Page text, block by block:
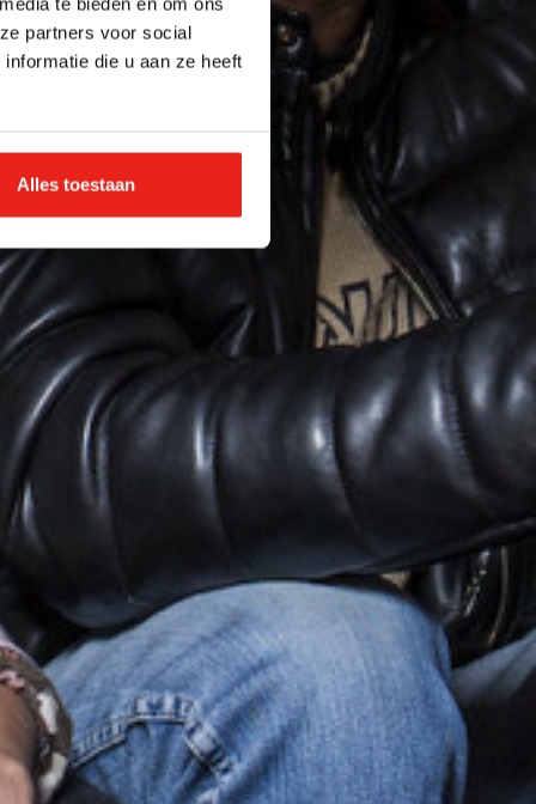
partners voor social
die u aan ze heeft
Alles toestaan